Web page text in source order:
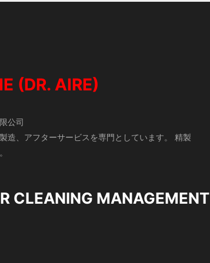
(DR. AIRE)
公司
造、アフターサービスを専門としています。 精製
CLEANING MANAGEMENT